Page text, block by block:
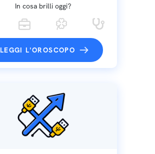
In cosa brilli oggi?
LEGGI L'OROSCOPO